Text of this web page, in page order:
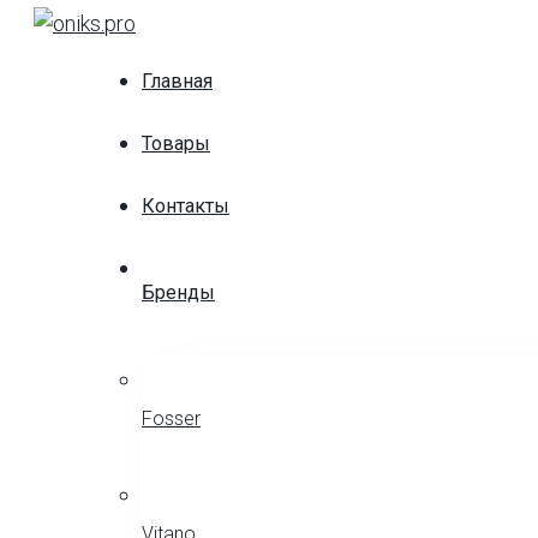
Skip
Главная
Товары
Контакты
Бренды
Fosser